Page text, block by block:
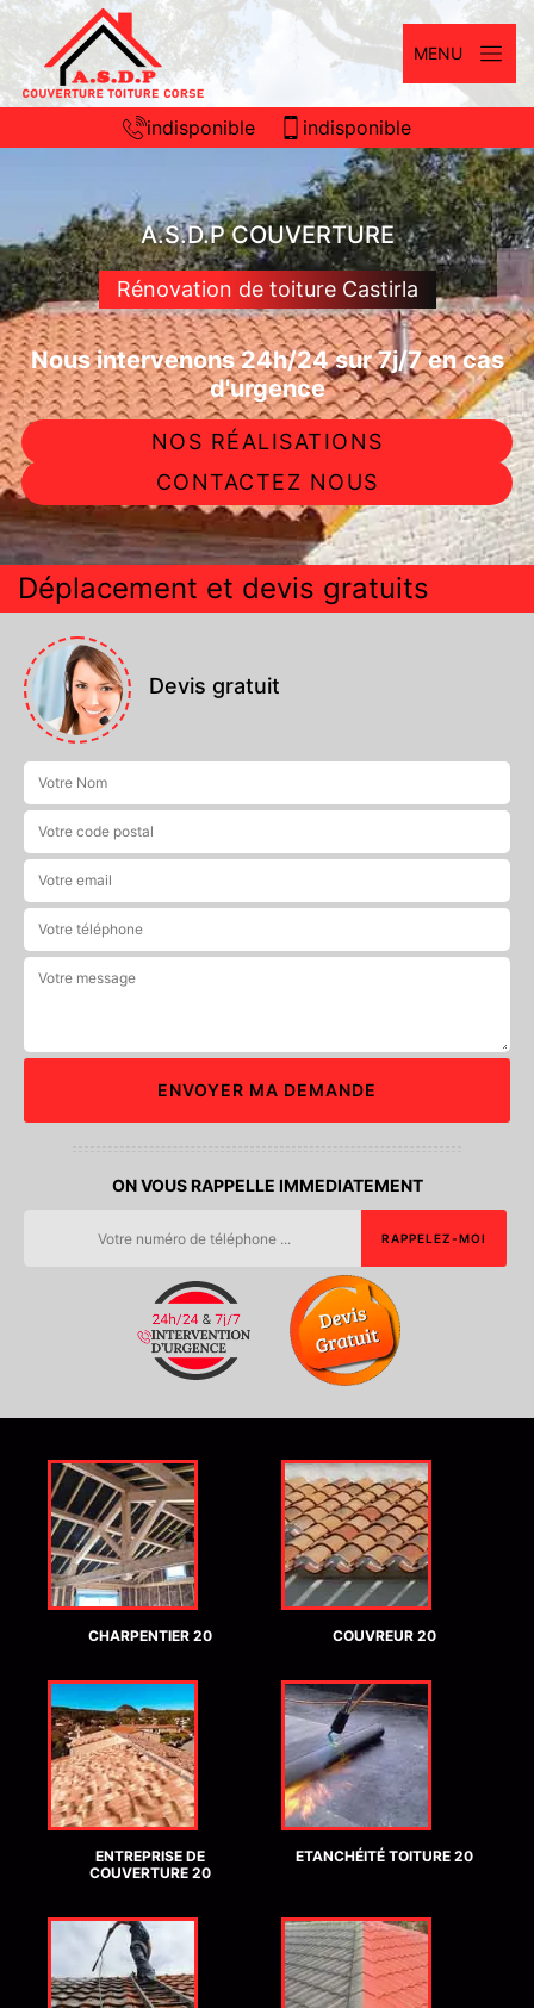
MENU
indisponible indisponible
A.S.D.P COUVERTURE
Rénovation de toiture Castirla
Nous intervenons 24h/24 sur 7j/7 en cas
d'urgence
NOS RÉALISATIONS
CONTACTEZ NOUS
Déplacement et devis gratuits
Devis gratuit
ON VOUS RAPPELLE IMMEDIATEMENT
CHARPENTIER 20 COUVREUR 20
ENTREPRISE DE
COUVERTURE 20
ETANCHÉITÉ TOITURE 20